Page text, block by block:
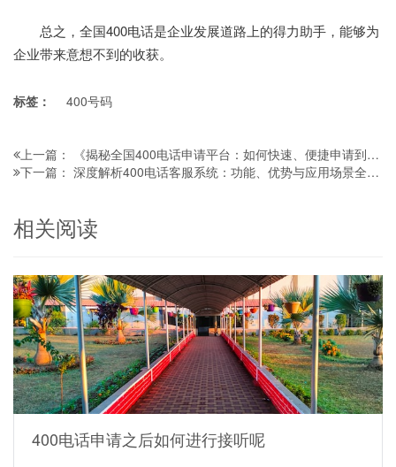
总之，全国400电话是企业发展道路上的得力助手，能够为
企业带来意想不到的收获。
标签： 400号码
上一篇： 《揭秘全国400电话申请平台：如何快速、便捷申请到心仪号码？》
下一篇： 深度解析400电话客服系统：功能、优势与应用场景全知道
相关阅读
400电话申请之后如何进行接听呢